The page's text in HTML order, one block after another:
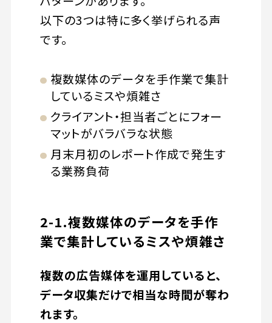
以下の3つは特に多く挙げられる声
です。
複数媒体のデータを手作業で集計
しているミスや煩雑さ
クライアント・担当者ごとにフォー
マットがバラバラな状態
月末月初のレポート作成で発生す
る業務負荷
2-1.複数媒体のデータを手作
業で集計しているミスや煩雑さ
複数の広告媒体を運用していると、
データ収集だけで相当な時間が奪わ
れます。